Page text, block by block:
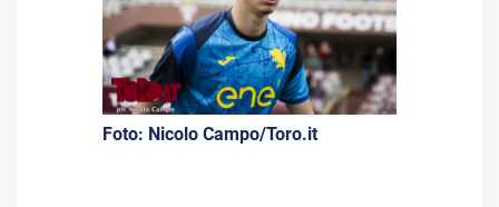
Foto: Nicolo Campo/Toro.it